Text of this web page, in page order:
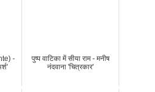
-
पुष्प वाटिका में सीया राम - मनीष
नंदवाना 'चित्रकार'